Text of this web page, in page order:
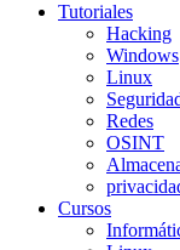
Tutoriales
Hacking
Windows
Linux
Redes
OSINT
Cursos